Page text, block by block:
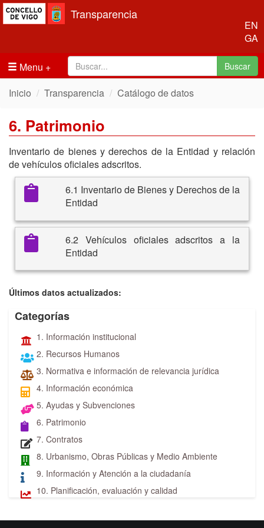
EN
GA
Transparencia
Menu Buscar
Inicio Transparencia Catálogo de datos
6. Patrimonio
Inventario de bienes y derechos de la Entidad y relación
de vehículos oficiales adscritos.
6.1 Inventario de Bienes y Derechos de la
Entidad
6.2 Vehículos oficiales adscritos a la
Entidad
Últimos datos actualizados:
Categorías
1. Información institucional
2. Recursos Humanos
3. Normativa e información de relevancia jurídica
4. Información económica
5. Ayudas y Subvenciones
6. Patrimonio
7. Contratos
8. Urbanismo, Obras Públicas y Medio Ambiente
9. Información y Atención a la ciudadanía
10. Planificación, evaluación y calidad